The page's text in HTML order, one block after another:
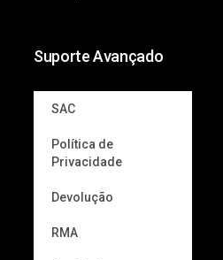
Suporte Avançado
SAC
Política de
Privacidade
Devolução
RMA